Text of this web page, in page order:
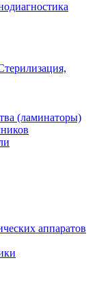
(ламинаторы)
аппаратов